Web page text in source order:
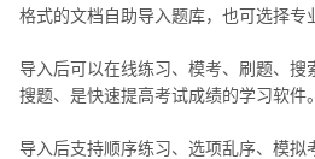
格式的文档自助导入题库，也可选择专
导入后可以在线练习、模考、刷题、搜
搜题、是快速提高考试成绩的学习软件。
导入后支持顺序练习、选项乱序、模拟